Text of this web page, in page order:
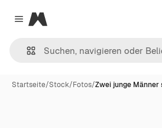
Close menu
Magnific
Startseite/Stock/Fotos/Zwei junge Männer